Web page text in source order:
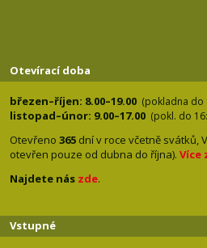
Otevírací doba
březen–říjen: 8.00–19.00 (pokladna do
listopad–únor: 9.00–17.00 (pokl. do
Otevřeno 365 dní v roce včetně svátků,
otevřen pouze od dubna do října). Více
Najdete nás zde.
Vstupné